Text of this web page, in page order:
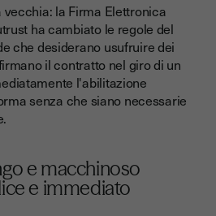
la Firma Elettronica
ha cambiato le regole del
che desiderano usufruire dei
il contratto nel giro di un
l'abilitazione
senza che siano necessarie
e macchinoso
e immediato